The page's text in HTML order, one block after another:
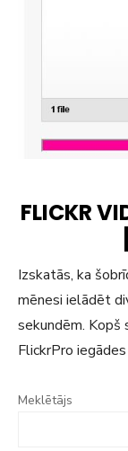
FLICKR
Izskatās, ka
mēnesi ielādēt
sekundēm. Kopš
FlickrPro
Meklētājs